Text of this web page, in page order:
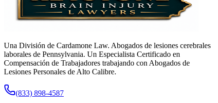
Una División de Cardamone Law. Abogados de lesiones cerebrales
laborales de Pennsylvania. Un Especialista Certificado en
Compensación de Trabajadores trabajando con Abogados de
Lesiones Personales de Alto Calibre.
(833) 898-4587